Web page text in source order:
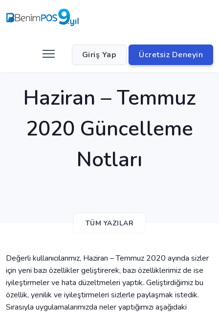
Giriş Yap Ücretsiz Deneyin
Haziran – Temmuz
2020 Güncelleme
Notları
TÜM YAZILAR
Değerli kullanıcılarımız, Haziran – Temmuz 2020 ayında sizler
için yeni bazı özellikler geliştirerek, bazı özelliklerimiz de ise
iyileştirmeler ve hata düzeltmeleri yaptık. Geliştirdiğimiz bu
özellik, yenilik ve iyileştirmeleri sizlerle paylaşmak istedik.
Sırasıyla uygulamalarımızda neler yaptığımızı aşağıdaki